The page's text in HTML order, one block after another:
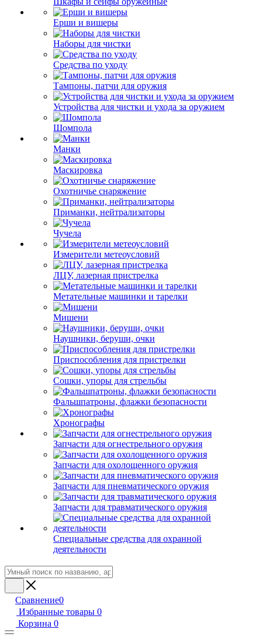
Ерши и вишеры
Наборы для чистки
Средства по уходу
Тампоны, патчи для оружия
Устройства для чистки и ухода за оружием
Шомпола
Манки
Маскировка
Охотничье снаряжение
Приманки, нейтрализаторы
Чучела
Измерители метеоусловий
ЛЦУ, лазерная пристрелка
Метательные машинки и тарелки
Мишени
Наушники, беруши, очки
Приспособления для пристрелки
Сошки, упоры для стрельбы
Фальшпатроны, флажки безопасности
Хронографы
Запчасти для огнестрельного оружия
Запчасти для охолощенного оружия
Запчасти для пневматического оружия
Запчасти для травматического оружия
Специальные средства для охранной
деятельности
Сравнение0
Избранные товары 0
Корзина 0